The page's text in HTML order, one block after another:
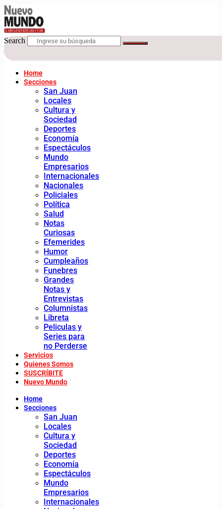
Search
Home
Secciones
San Juan
Locales
Cultura y
Sociedad
Deportes
Economía
Espectáculos
Mundo
Empresarios
Internacionales
Nacionales
Policiales
Política
Salud
Notas
Curiosas
Efemerides
Humor
Cumpleaños
Funebres
Grandes
Notas y
Entrevistas
Columnistas
Libreta
Peliculas y
Series para
no Perderse
Servicios
Quienes Somos
SUSCRÍBITE
Nuevo Mundo
Home
Secciones
San Juan
Locales
Cultura y
Sociedad
Deportes
Economía
Espectáculos
Mundo
Empresarios
Internacionales